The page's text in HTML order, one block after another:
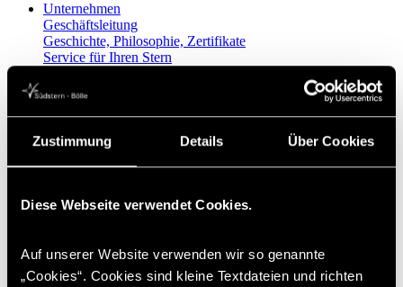
Zustimmung Details Über Cookies
Diese Webseite verwendet Cookies.
Auf unserer Website verwenden wir so genannte
„Cookies“. Cookies sind kleine Textdateien und richten
Unternehmen
Geschäftsleitung
Geschichte, Philosophie, Zertifikate
Service für Ihren Stern
Karriere
Sponsoring, Partner
Spenden
Mercedes-Benz
AMG Performance Center
Mobilitätsberatung
smart
smart TUI Edition